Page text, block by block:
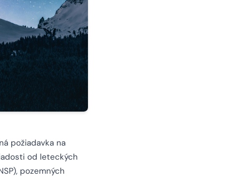
požiadavka na
od leteckých
pozemných